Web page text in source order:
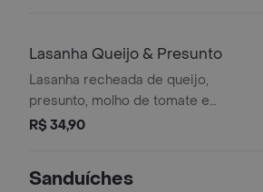
Lasanha Queijo & Presunto
Lasanha recheada de queijo,
presunto, molho de tomate e
finalizada com orégano.
R$ 34,90
Sanduíches